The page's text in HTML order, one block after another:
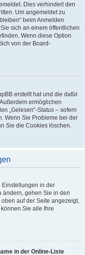
Dies verhindert den
Um angemeldet zu
beim Anmelden
sich an einem öffentlichen
Wenn diese Option
von der Board-
erstellt hat und die dafür
ermöglichen
„Gelesen“-Status – sofern
Wenn Sie Probleme bei der
Sie die Cookies löschen.
Einstellungen in der
ändern, gehen Sie in den
auf der Seite angezeigt,
Sie alle Ihre
in der Online-Liste